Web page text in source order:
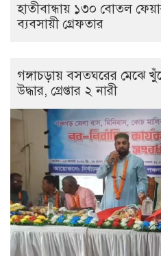
হাতীবান্ধায় ১৩০ বোতল
ব্যবসায়ী গ্রেফতার
গঙ্গাচড়ায় বসতঘরের মেঝে
উদ্ধার, গ্রেপ্তার ২ নারী